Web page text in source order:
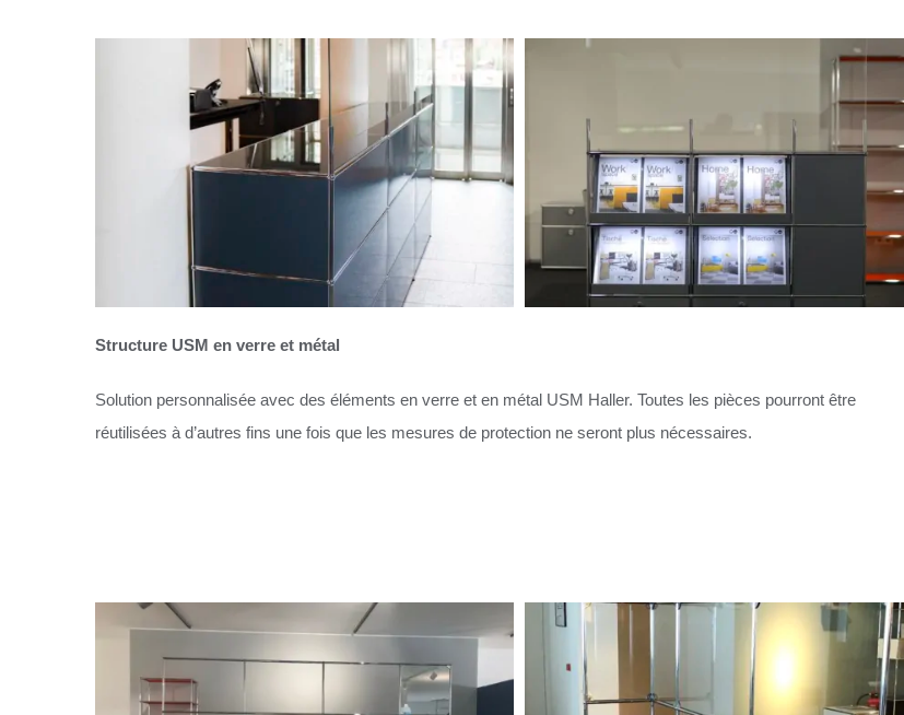
Structure USM en verre et métal
Solution personnalisée avec des éléments en verre et en métal USM Haller. Toutes les pièces pourront être
réutilisées à d’autres fins une fois que les mesures de protection ne seront plus nécessaires.